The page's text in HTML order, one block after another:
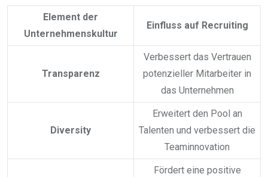
Element der
Unternehmenskultur
Einfluss auf Recruiting
Transparenz
Verbessert das Vertrauen
potenzieller Mitarbeiter in
das Unternehmen
Diversity
Erweitert den Pool an
Talenten und verbessert die
Teaminnovation
Fördert eine positive